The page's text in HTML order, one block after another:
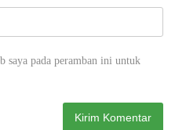
saya pada peramban ini untuk